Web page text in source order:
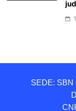
SEDE: SBN